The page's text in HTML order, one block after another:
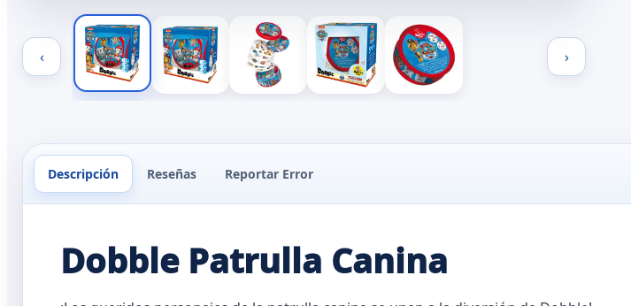
‹ ›
Descripción Reseñas Reportar Error
Dobble Patrulla Canina